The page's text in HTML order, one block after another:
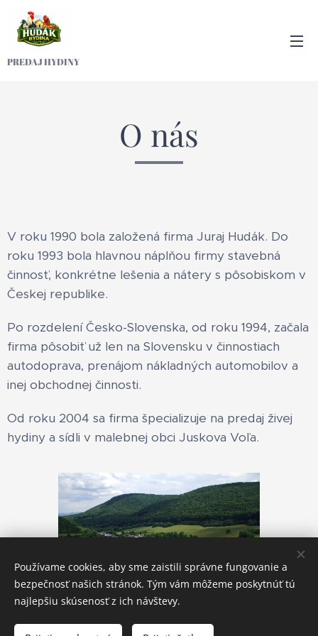
PREDAJ HYDINY
O nás
V roku 1990 bola založená firma Juraj Hudák. Do
roku 1993 bola hlavnou náplňou firmy stavebná
činnosť, konkrétne lešenia a nátery s pôsobiskom v
Českej republike.
Po rozdelení Česko-Slovenska, od roku 1994, začala
firma pôsobiť už len na Slovensku v činnostiach
autodoprava, prenájom nákladných automobilov a
inej obchodnej činnosti.
Od roku 2004 sa firma špecializuje na predaj živej
hydiny a sídli v malebnej obci Juskova Voľa.
Používame cookies, aby sme zaistili správne fungovanie a
bezpečnosť našich stránok. Tým vám môžeme poskytnúť tú
najlepšiu skúsenosť z ich návštevy.